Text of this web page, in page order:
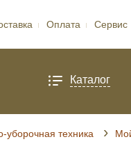
Оплата Сервис
Каталог
уборочная техника